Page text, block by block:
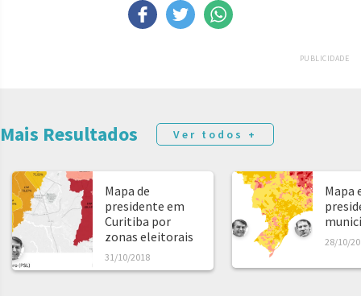
PUBLICIDADE
Mais Resultados Ver todos +
Mapa de
presidente em
Curitiba por
zonas eleitorais
31/10/2018
Mapa
28/10/